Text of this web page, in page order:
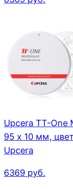
Upcera TT-One
95 x 10 мм,
Upcera
6369 руб.